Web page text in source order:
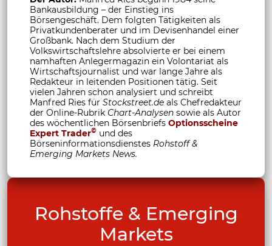
Bankausbildung – der Einstieg ins
Börsengeschäft. Dem folgten Tätigkeiten als
Privatkundenberater und im Devisenhandel einer
Großbank. Nach dem Studium der
Volkswirtschaftslehre absolvierte er bei einem
namhaften Anlegermagazin ein Volontariat als
Wirtschaftsjournalist und war lange Jahre als
Redakteur in leitenden Positionen tätig. Seit
vielen Jahren schon analysiert und schreibt
Manfred Ries für Stockstreet.de als Chefredakteur
der Online-Rubrik Chart-Analysen sowie als Autor
des wöchentlichen Börsenbriefs Optionsscheine
Expert Trader© und des
Börseninformationsdienstes Rohstoff &
Emerging Markets News.
Rohstoffe & Emerging
Markets